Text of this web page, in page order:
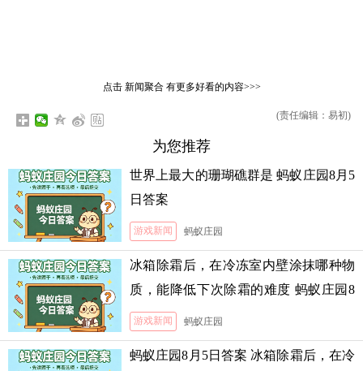
点击 新闻聚合有更多好看的内容>>>
(责任编辑：易初)
为您推荐
世界上最大的珊瑚礁群是 蚂蚁庄园8月5
日答案
游戏新闻 蚂蚁庄园
冰箱除霜后，在冷冻室内壁涂抹哪种物
质，能降低下次除霜的难度 蚂蚁庄园8
月5日答案
游戏新闻 蚂蚁庄园
蚂蚁庄园8月5日答案 冰箱除霜后，在冷